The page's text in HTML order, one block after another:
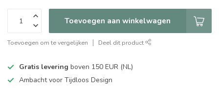
Toevoegen aan winkelwagen
Toevoegen om te vergelijken Deel dit product
Gratis levering boven 150 EUR (NL)
Ambacht voor Tijdloos Design